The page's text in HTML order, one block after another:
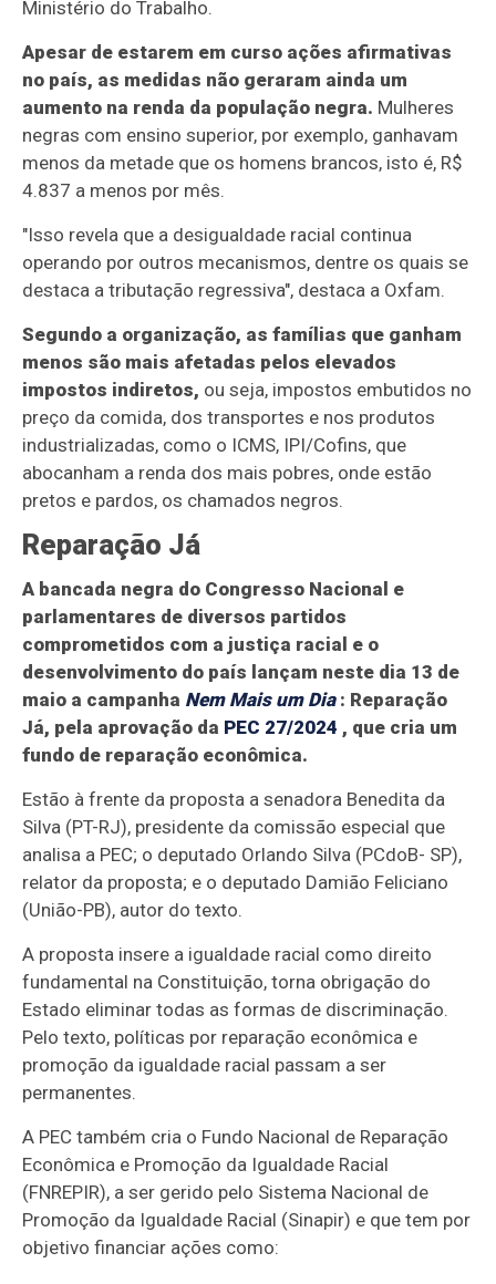
Ministério do Trabalho.
Apesar de estarem em curso ações afirmativas
no país, as medidas não geraram ainda um
aumento na renda da população negra. Mulheres
negras com ensino superior, por exemplo, ganhavam
menos da metade que os homens brancos, isto é, R$
4.837 a menos por mês.
"Isso revela que a desigualdade racial continua
operando por outros mecanismos, dentre os quais se
destaca a tributação regressiva", destaca a Oxfam.
Segundo a organização, as famílias que ganham
menos são mais afetadas pelos elevados
impostos indiretos, ou seja, impostos embutidos no
preço da comida, dos transportes e nos produtos
industrializadas, como o ICMS, IPI/Cofins, que
abocanham a renda dos mais pobres, onde estão
pretos e pardos, os chamados negros.
Reparação Já
A bancada negra do Congresso Nacional e
parlamentares de diversos partidos
comprometidos com a justiça racial e o
desenvolvimento do país lançam neste dia 13 de
maio a campanha Nem Mais um Dia : Reparação
Já, pela aprovação da PEC 27/2024 , que cria um
fundo de reparação econômica.
Estão à frente da proposta a senadora Benedita da
Silva (PT-RJ), presidente da comissão especial que
analisa a PEC; o deputado Orlando Silva (PCdoB- SP),
relator da proposta; e o deputado Damião Feliciano
(União-PB), autor do texto.
A proposta insere a igualdade racial como direito
fundamental na Constituição, torna obrigação do
Estado eliminar todas as formas de discriminação.
Pelo texto, políticas por reparação econômica e
promoção da igualdade racial passam a ser
permanentes.
A PEC também cria o Fundo Nacional de Reparação
Econômica e Promoção da Igualdade Racial
(FNREPIR), a ser gerido pelo Sistema Nacional de
Promoção da Igualdade Racial (Sinapir) e que tem por
objetivo financiar ações como: